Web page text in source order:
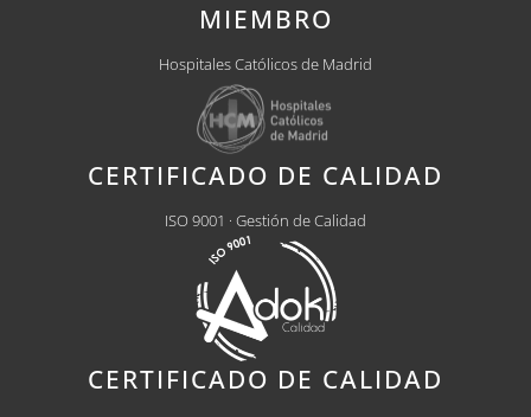
MIEMBRO
Hospitales Católicos de Madrid
CERTIFICADO DE CALIDAD
ISO 9001 · Gestión de Calidad
CERTIFICADO DE CALIDAD